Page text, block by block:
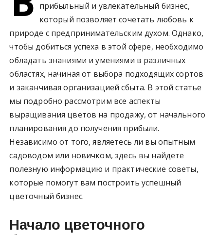
прибыльный и увлекательный бизнес,
который позволяет сочетать любовь к
природе с предпринимательским духом. Однако,
чтобы добиться успеха в этой сфере, необходимо
обладать знаниями и умениями в различных
областях, начиная от выбора подходящих сортов
и заканчивая организацией сбыта. В этой статье
мы подробно рассмотрим все аспекты
выращивания цветов на продажу, от начального
планирования до получения прибыли.
Независимо от того, являетесь ли вы опытным
садоводом или новичком, здесь вы найдете
полезную информацию и практические советы,
которые помогут вам построить успешный
цветочный бизнес.
Начало цветочного